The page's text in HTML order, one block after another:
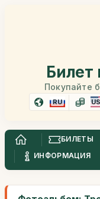
Покупайте
RU
БИЛЕТЫ
ИНФОРМАЦИЯ